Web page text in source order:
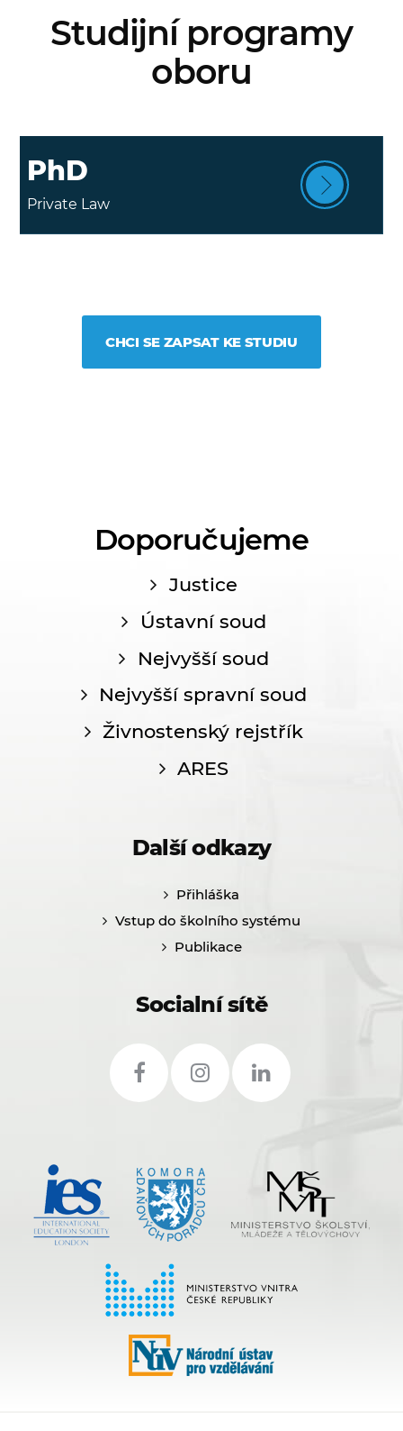
Studijní programy
oboru
PhD
Private Law
CHCI SE ZAPSAT KE STUDIU
Doporučujeme
Justice
Ústavní soud
Nejvyšší soud
Nejvyšší spravní soud
Živnostenský rejstřík
ARES
Další odkazy
Přihláška
Vstup do školního systému
Publikace
Socialní sítě